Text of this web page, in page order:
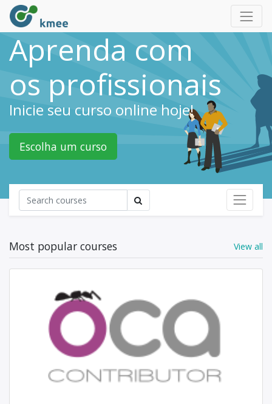
Aprenda com
os profissionais
Inicie seu curso online hoje!
Escolha um curso
View all
Most popular courses